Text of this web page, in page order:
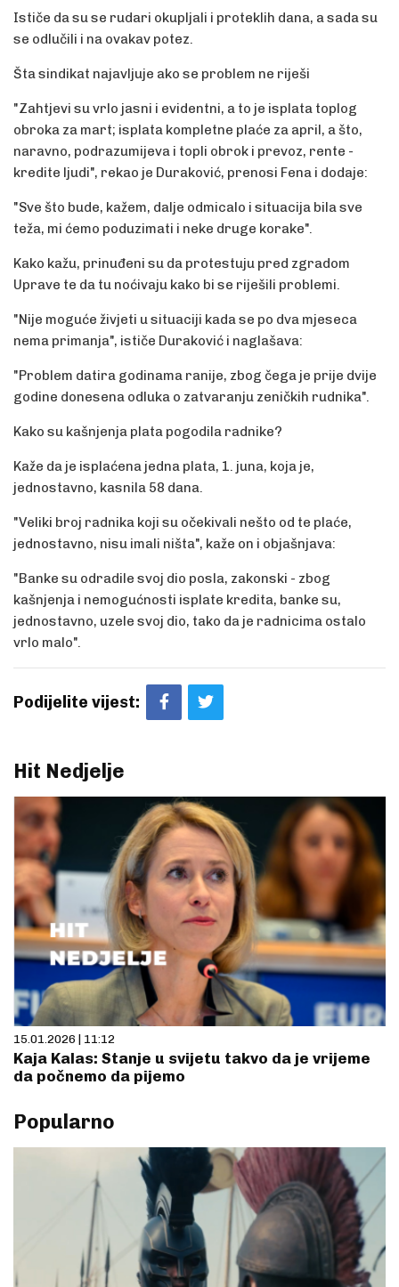
Ističe da su se rudari okupljali i proteklih dana, a sada su
se odlučili i na ovakav potez.
Šta sindikat najavljuje ako se problem ne riješi
"Zahtjevi su vrlo jasni i evidentni, a to je isplata toplog
obroka za mart; isplata kompletne plaće za april, a što,
naravno, podrazumijeva i topli obrok i prevoz, rente -
kredite ljudi", rekao je Duraković, prenosi Fena i dodaje:
"Sve što bude, kažem, dalje odmicalo i situacija bila sve
teža, mi ćemo poduzimati i neke druge korake".
Kako kažu, prinuđeni su da protestuju pred zgradom
Uprave te da tu noćivaju kako bi se riješili problemi.
"Nije moguće živjeti u situaciji kada se po dva mjeseca
nema primanja", ističe Duraković i naglašava:
"Problem datira godinama ranije, zbog čega je prije dvije
godine donesena odluka o zatvaranju zeničkih rudnika".
Kako su kašnjenja plata pogodila radnike?
Kaže da je isplaćena jedna plata, 1. juna, koja je,
jednostavno, kasnila 58 dana.
"Veliki broj radnika koji su očekivali nešto od te plaće,
jednostavno, nisu imali ništa", kaže on i objašnjava:
"Banke su odradile svoj dio posla, zakonski - zbog
kašnjenja i nemogućnosti isplate kredita, banke su,
jednostavno, uzele svoj dio, tako da je radnicima ostalo
vrlo malo".
Podijelite vijest:
Hit Nedjelje
15.01.2026 | 11:12
Kaja Kalas: Stanje u svijetu takvo da je vrijeme
da počnemo da pijemo
Popularno